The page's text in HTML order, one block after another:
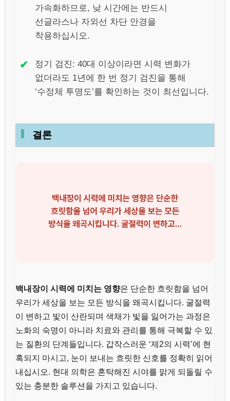
가속화하므로, 낮 시간에는 반드시
선글라스나 자외선 차단 안경을
착용하십시오.
✔
정기 검진: 40대 이상이라면 시력 변화가
없더라도 1년에 한 번 정기 검진을 통해
‘수정체 투명도’를 확인하는 것이 최선입니다.
결론
백내장이 시력에 미치는 영향은 단순한 흐릿함을 넘어
우리가 세상을 보는 모든 방식을 왜곡시킵니다. 굴절력
이 변하고 빛이 산란되며 색채가 빛을 잃어가는 과정은
노화의 숙명이 아니라 치료와 관리를 통해 극복할 수 있
는 질환의 단계들입니다. 갑작스러운 ‘제2의 시력’에 현
혹되지 마시고, 눈이 보내는 흐릿한 신호를 정확히 읽어
내십시오. 현대 의학은 혼탁해진 시야를 맑게 되돌릴 수
있는 충분한 솔루션을 가지고 있습니다.